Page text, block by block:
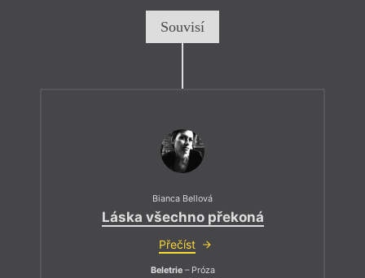
Souvisí
Bianca Bellová
Láska všechno překoná
Přečíst
Beletrie– Próza